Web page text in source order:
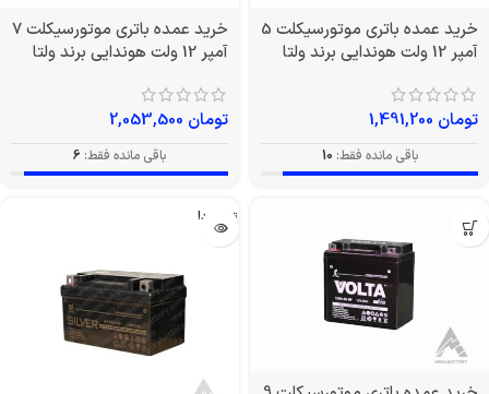
خرید عمده باتری موتورسیکلت 5
آمپر 12 ولت هوندایی برند ولتا
تومان
باقی مانده فقط: 10
خرید عمده باتری موتورسیکلت 7
آمپر 12 ولت هوندایی برند ولتا
تومان
باقی مانده فقط: 6
تمام شد!